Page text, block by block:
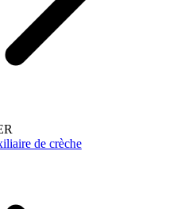
de crèche